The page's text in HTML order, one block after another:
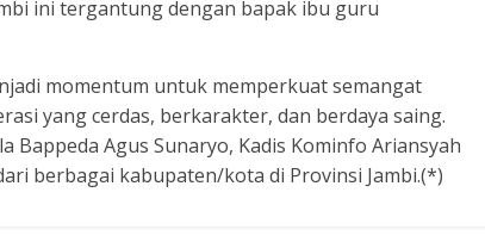
ini tergantung dengan bapak ibu guru
momentum untuk memperkuat semangat
yang cerdas, berkarakter, dan berdaya saing.
Bappeda Agus Sunaryo, Kadis Kominfo Ariansyah
berbagai kabupaten/kota di Provinsi Jambi.(*)